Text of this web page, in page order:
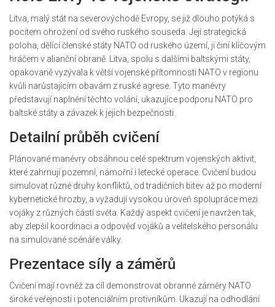
Litva, malý stát na severovýchodě Evropy, se již dlouho potýká s
pocitem ohrožení od svého ruského souseda. Její strategická
poloha, dělící členské státy NATO od ruského území, ji činí klíčovým
hráčem v alianční obraně. Litva, spolu s dalšími baltskými státy,
opakovaně vyzývala k větší vojenské přítomnosti NATO v regionu
kvůli narůstajícím obavám z ruské agrese. Tyto manévry
představují naplnění těchto volání, ukazujíce podporu NATO pro
baltské státy a závazek k jejich bezpečnosti.
Detailní průběh cvičení
Plánované manévry obsáhnou celé spektrum vojenských aktivit,
které zahrnují pozemní, námořní i letecké operace. Cvičení budou
simulovat různé druhy konfliktů, od tradičních bitev až po moderní
kybernetické hrozby, a vyžadují vysokou úroveň spolupráce mezi
vojáky z různých částí světa. Každý aspekt cvičení je navržen tak,
aby zlepšil koordinaci a odpověď vojáků a velitelského personálu
na simulované scénáře války.
Prezentace síly a záměrů
Cvičení mají rovněž za cíl demonstrovat obranné záměry NATO
široké veřejnosti i potenciálním protivníkům. Ukazují na odhodlání